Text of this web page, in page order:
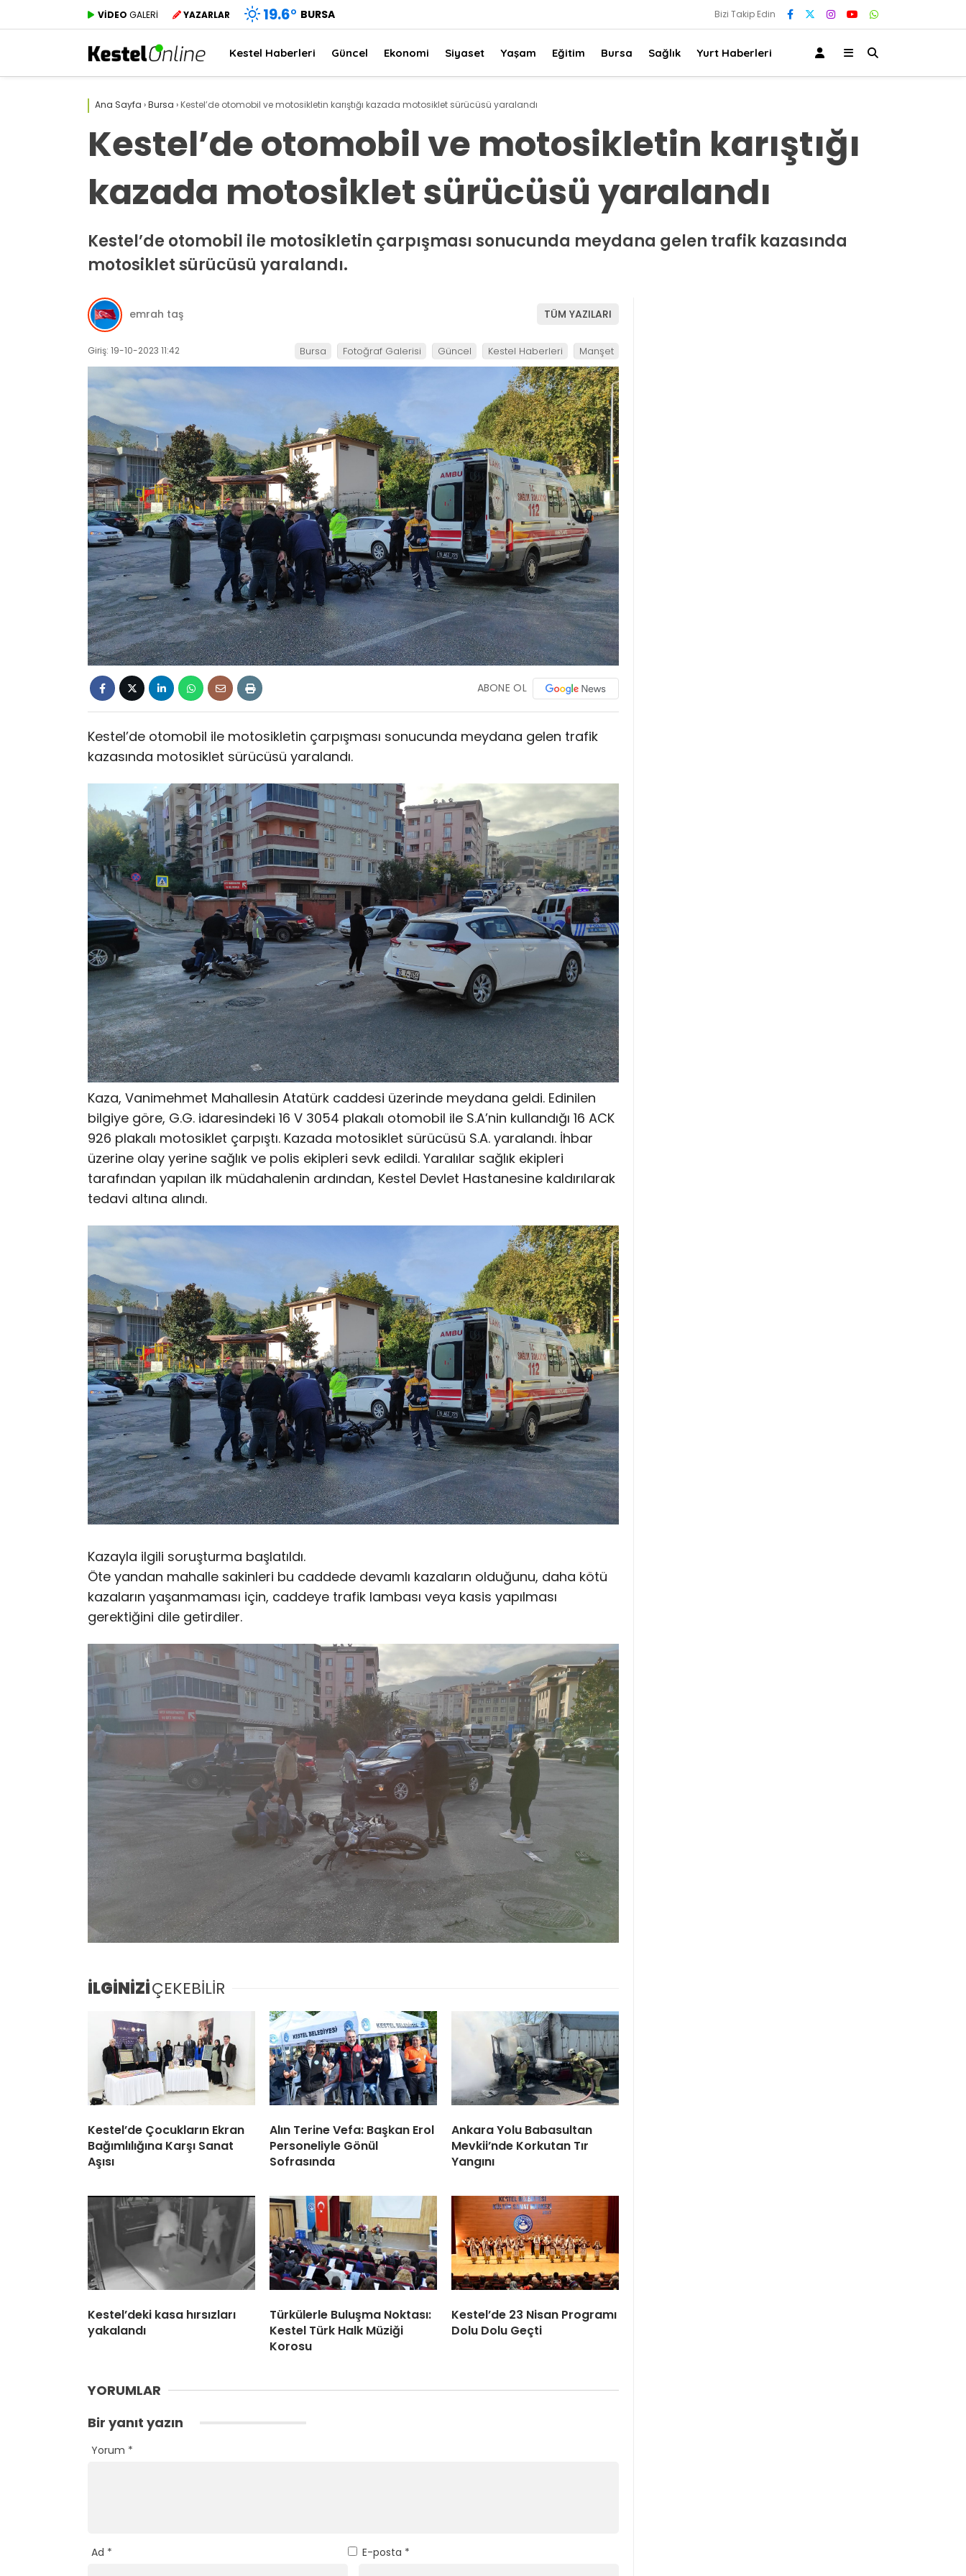
VİDEO GALERİ YAZARLAR 19.6° BURSA Bizi Takip Edin
Kestel Haberleri Güncel Ekonomi Siyaset Yaşam Eğitim Bursa Sağlık Yurt Haberleri
Ana Sayfa ›Bursa › Kestel’de otomobil ve motosikletin karıştığı kazada motosiklet sürücüsü yaralandı
Kestel’de otomobil ve motosikletin karıştığı
kazada motosiklet sürücüsü yaralandı
Kestel’de otomobil ile motosikletin çarpışması sonucunda meydana gelen trafik kazasında
motosiklet sürücüsü yaralandı.
emrah taş TÜM YAZILARI
Giriş: 19-10-2023 11:42 Bursa Fotoğraf Galerisi Güncel Kestel Haberleri Manşet
ABONE OL
Kestel’de otomobil ile motosikletin çarpışması sonucunda meydana gelen trafik
kazasında motosiklet sürücüsü yaralandı.
Kaza, Vanimehmet Mahallesin Atatürk caddesi üzerinde meydana geldi. Edinilen
bilgiye göre, G.G. idaresindeki 16 V 3054 plakalı otomobil ile S.A’nin kullandığı 16 ACK
926 plakalı motosiklet çarpıştı. Kazada motosiklet sürücüsü S.A. yaralandı. İhbar
üzerine olay yerine sağlık ve polis ekipleri sevk edildi. Yaralılar sağlık ekipleri
tarafından yapılan ilk müdahalenin ardından, Kestel Devlet Hastanesine kaldırılarak
tedavi altına alındı.
Kazayla ilgili soruşturma başlatıldı.
Öte yandan mahalle sakinleri bu caddede devamlı kazaların olduğunu, daha kötü
kazaların yaşanmaması için, caddeye trafik lambası veya kasis yapılması
gerektiğini dile getirdiler.
İLGİNİZİÇEKEBİLİR
Kestel’de Çocukların Ekran
Bağımlılığına Karşı Sanat
Aşısı
Alın Terine Vefa: Başkan Erol
Personeliyle Gönül
Sofrasında
Ankara Yolu Babasultan
Mevkii’nde Korkutan Tır
Yangını
Kestel’deki kasa hırsızları
yakalandı
Türkülerle Buluşma Noktası:
Kestel Türk Halk Müziği
Korosu
Kestel’de 23 Nisan Programı
Dolu Dolu Geçti
YORUMLAR
Bir yanıt yazın
Yorum *
Ad * E-posta *